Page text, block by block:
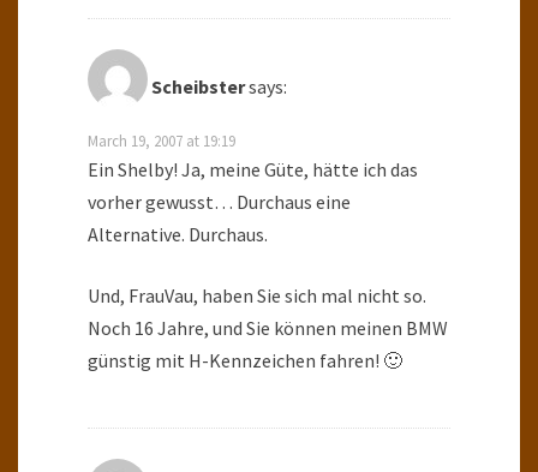
Scheibstersays:
March 19, 2007 at 19:19
Ein Shelby! Ja, meine Güte, hätte ich das
vorher gewusst… Durchaus eine
Alternative. Durchaus.
Und, FrauVau, haben Sie sich mal nicht so.
Noch 16 Jahre, und Sie können meinen BMW
günstig mit H-Kennzeichen fahren! 🙂